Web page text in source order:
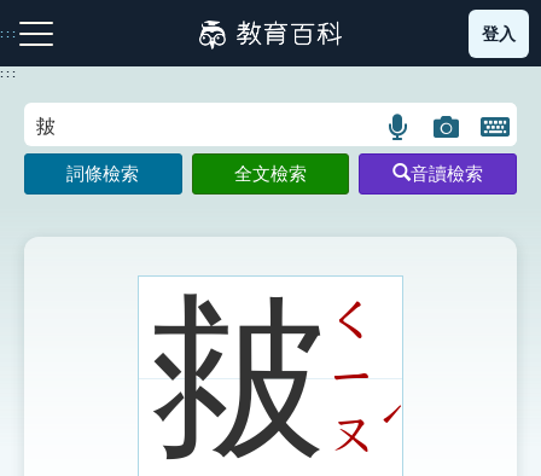
到
主
:::
注音索引圖示 筆畫索引圖示 部首索引表圖示
登入
:::
語
言
搜
示
圖
片
搜
開
鍵
圖
詞條檢索 全文檢索 音讀檢索
皳 ㄑ
ㄧ
ㄡ
ˊ